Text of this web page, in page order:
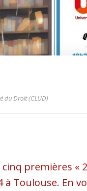
du Droit (CLUD)
premières «
Toulouse. En